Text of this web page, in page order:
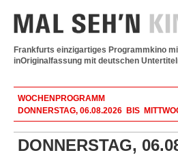
Frankfurts einzigartiges Programmkino
inOriginalfassung mit deutschen
WOCHENPROGRAMM
DONNERSTAG, 06.08.2026 BIS
DONNERSTAG,